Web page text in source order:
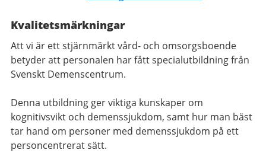
Kvalitetsmärkningar
Att vi är ett stjärnmärkt vård- och omsorgsboende
betyder att personalen har fått specialutbildning från
Svenskt Demenscentrum.
Denna utbildning ger viktiga kunskaper om
kognitivsvikt och demenssjukdom, samt hur man bäst
tar hand om personer med demenssjukdom på ett
personcentrerat sätt.